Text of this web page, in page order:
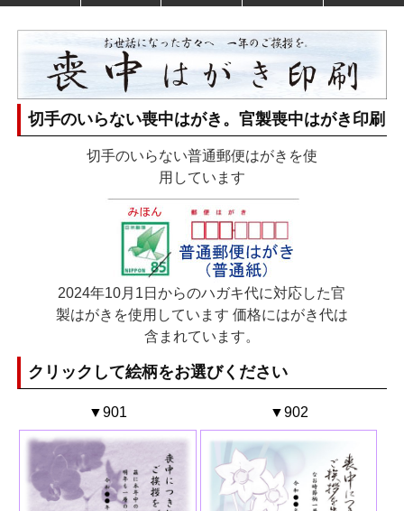
切手のいらない喪中はがき。官製喪中はがき印刷
切手のいらない普通郵便はがきを使
用しています
2024年10月1日からのハガキ代に対応した官
製はがきを使用しています 価格にはがき代は
含まれています。
クリックして絵柄をお選びください
▼901 ▼902